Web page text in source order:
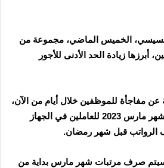
السيسي، الخميس الماضي، مجموعة من
أبرزها زيادة الحد الأدنى للأجور
عن مفاجأة للموظفين خلال أيام من الآن،
وهي تبكير صرف مرتبات شهر مارس 2023 للعاملين في الجهاز
الرواتب قبل شهر رمضان.
سيتم صرف مرتبات شهر مارس بداية من